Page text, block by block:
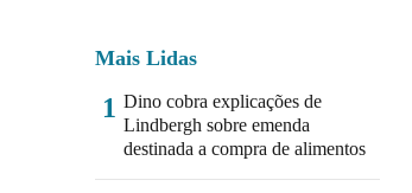
Mais Lidas
1 Dino cobra explicações de
Lindbergh sobre emenda
destinada a compra de alimentos